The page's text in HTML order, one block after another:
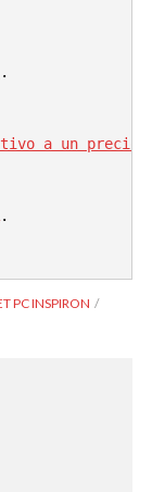
.
a un precio
.
PC INSPIRON